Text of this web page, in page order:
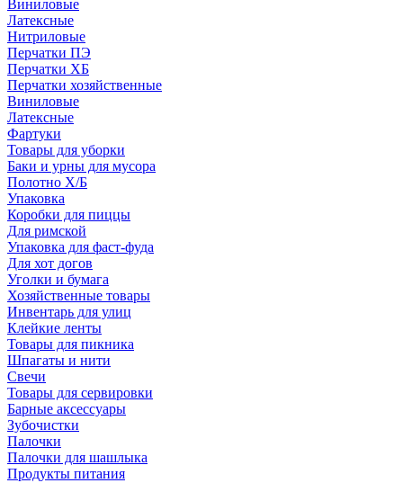
Виниловые
Латексные
Нитриловые
Перчатки ПЭ
Перчатки ХБ
Перчатки хозяйственные
Виниловые
Латексные
Фартуки
Товары для уборки
Баки и урны для мусора
Полотно Х/Б
Упаковка
Коробки для пиццы
Для римской
Упаковка для фаст-фуда
Для хот догов
Уголки и бумага
Хозяйственные товары
Инвентарь для улиц
Клейкие ленты
Товары для пикника
Шпагаты и нити
Свечи
Товары для сервировки
Барные аксессуары
Зубочистки
Палочки
Палочки для шашлыка
Продукты питания